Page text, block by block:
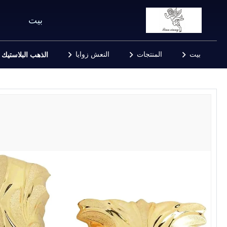
بيت
بيت المنتجات النعش زوايا الذهب